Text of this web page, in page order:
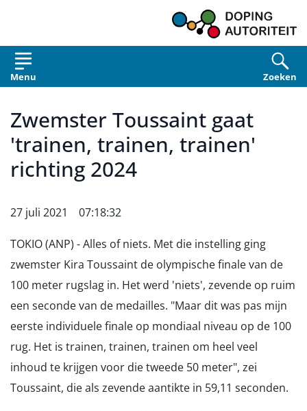
Menu Zoeken
Zwemster Toussaint gaat
'trainen, trainen, trainen'
richting 2024
27 juli 2021 07:18:32
TOKIO (ANP) - Alles of niets. Met die instelling ging
zwemster Kira Toussaint de olympische finale van de
100 meter rugslag in. Het werd 'niets', zevende op ruim
een seconde van de medailles. "Maar dit was pas mijn
eerste individuele finale op mondiaal niveau op de 100
rug. Het is trainen, trainen, trainen om heel veel
inhoud te krijgen voor die tweede 50 meter", zei
Toussaint, die als zevende aantikte in 59,11 seconden.